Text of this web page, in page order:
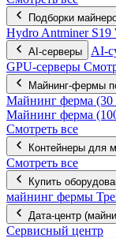
Подборки
Hydro Antminer S19
AI‑серверы
GPU‑серверы
Майнинг-фермы
Майнинг ферма (30
Майнинг ферма
Смотреть все
Контейнеры для
Смотреть все
Купить
майнинг фермы
Дата-центр
Сервисный центр